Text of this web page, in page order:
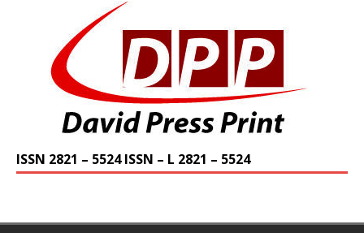
ISSN 2821 – 5524 ISSN – L 2821 – 5524